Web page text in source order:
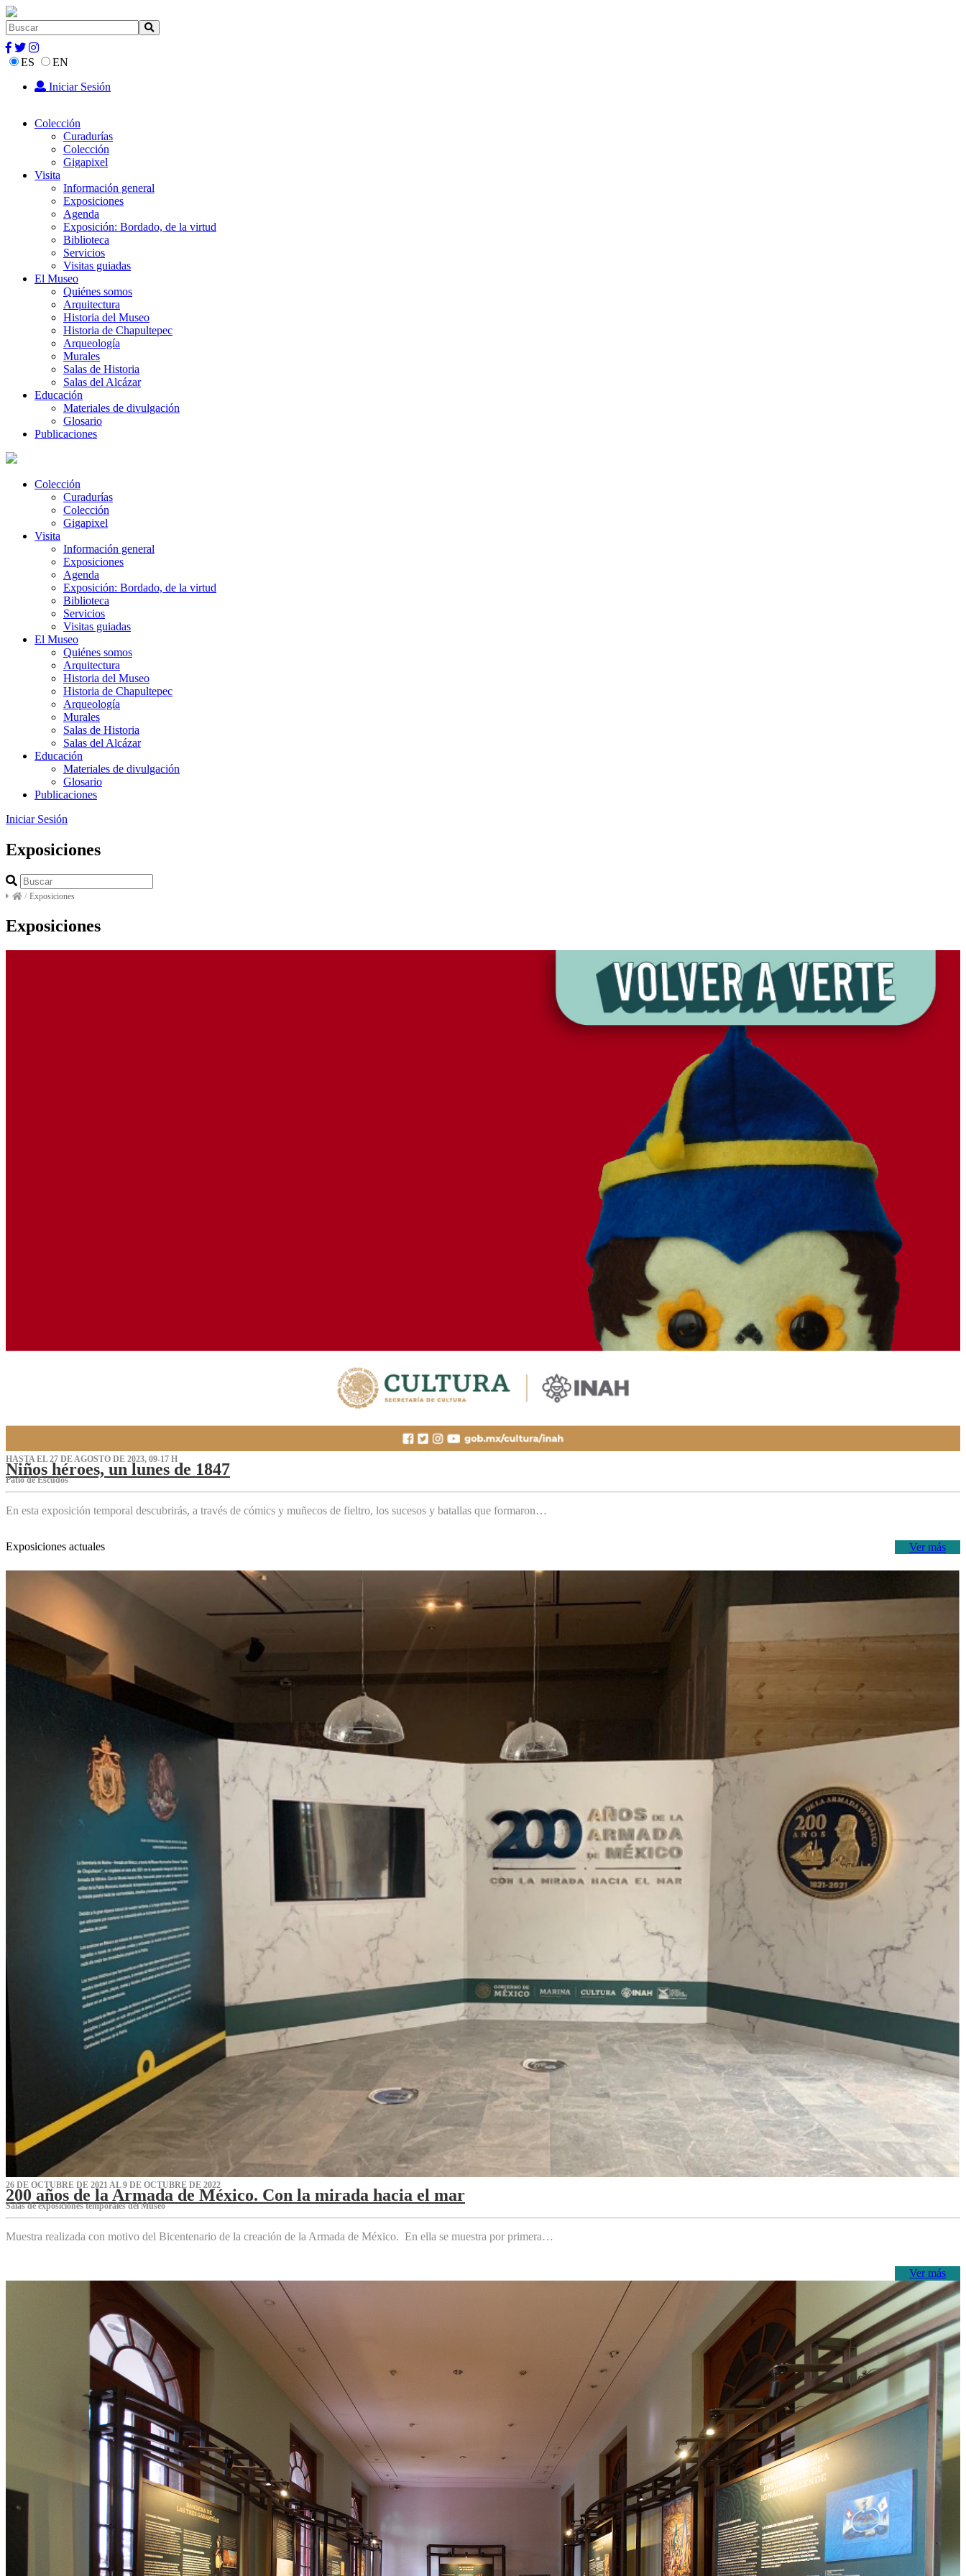
ES
EN
Iniciar Sesión
Colección
Curadurías
Colección
Gigapixel
Visita
Información general
Exposiciones
Agenda
Exposición: Bordado, de la virtud
Biblioteca
Servicios
Visitas guiadas
El Museo
Quiénes somos
Arquitectura
Historia del Museo
Historia de Chapultepec
Arqueología
Murales
Salas de Historia
Salas del Alcázar
Educación
Materiales de divulgación
Glosario
Publicaciones
Colección
Curadurías
Colección
Gigapixel
Visita
Información general
Exposiciones
Agenda
Exposición: Bordado, de la virtud
Biblioteca
Servicios
Visitas guiadas
El Museo
Quiénes somos
Arquitectura
Historia del Museo
Historia de Chapultepec
Arqueología
Murales
Salas de Historia
Salas del Alcázar
Educación
Materiales de divulgación
Glosario
Publicaciones
Iniciar Sesión
Exposiciones
/ Exposiciones
Exposiciones
HASTA EL 27 DE AGOSTO DE 2023, 09-17 H
Niños héroes, un lunes de 1847
Patio de Escudos
En esta exposición temporal descubrirás, a través de cómics y muñecos de fieltro, los sucesos y batallas que formaron…
Ver más
Exposiciones actuales
26 DE OCTUBRE DE 2021 AL 9 DE OCTUBRE DE 2022
200 años de la Armada de México. Con la mirada hacia el mar
Salas de exposiciones temporales del Museo‌
Muestra realizada con motivo del Bicentenario de la creación de la Armada de México. En ella se muestra por primera…
Ver más